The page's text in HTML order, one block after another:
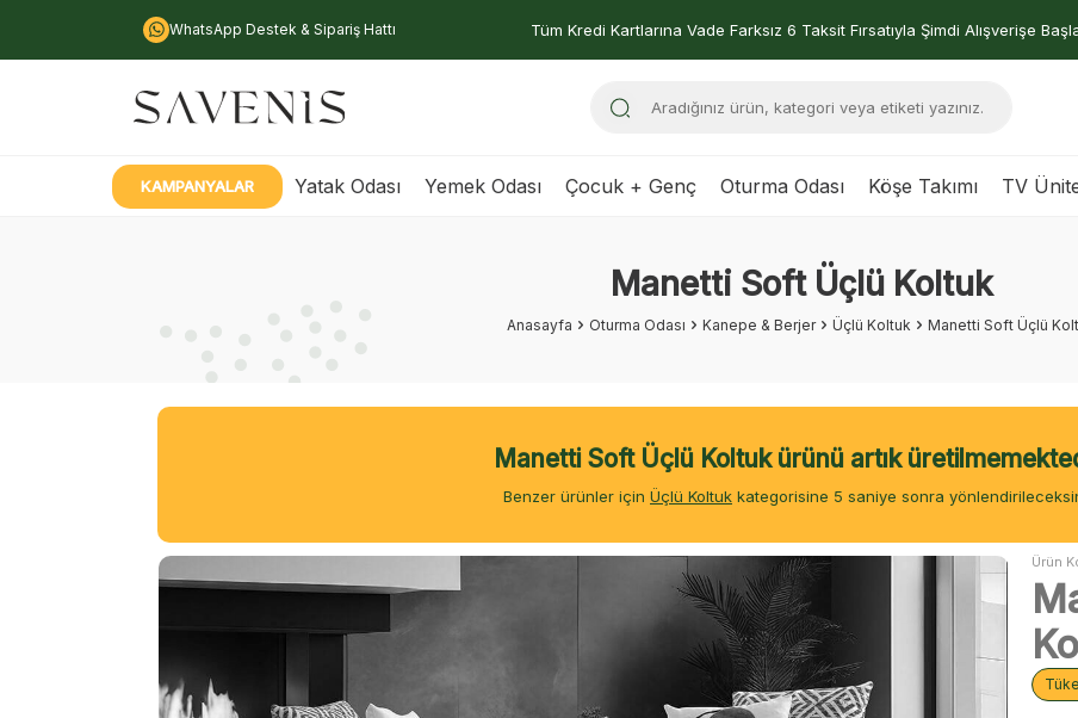
WhatsApp Destek & Sipariş Hattı Tüm Kredi Kartlarına Vade Farksız 6 Taksit Fırsatıyla Şimdi Alışverişe
KAMPANYALAR Yatak Odası Yemek Odası Çocuk + Genç Oturma Odası Köşe Takımı TV
Manetti Soft Üçlü Koltuk
Anasayfa Oturma Odası Kanepe & Berjer Üçlü Koltuk Manetti Soft Üçlü
Manetti Soft Üçlü Koltuk ürünü artık
Benzer ürünler için Üçlü Koltuk kategorisine 4 saniye sonra
Ürün